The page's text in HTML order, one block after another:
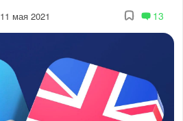
11 мая 2021 13